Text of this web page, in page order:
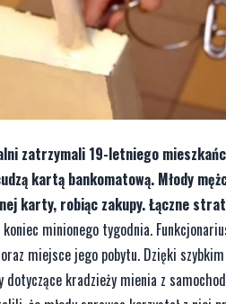
zatrzymali 19-letniego
kartą bankomatową. Młody
karty, robiąc zakupy. Łączne
koniec minionego tygodnia.
miejsce jego pobytu. Dzięki
dotyczące kradzieży mienia z